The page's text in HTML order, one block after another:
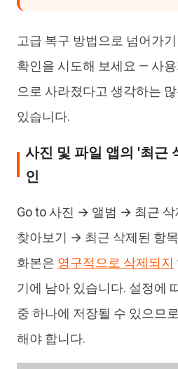
고급 복구 방법으로 넘어가
확인을 시도해 보세요 — 사
으로 사라졌다고 생각하는
있습니다.
사진 및 파일 앱의 '최근
인
Go to 사진 → 앨범 → 최근 삭
찾아보기 → 최근 삭제된 항목
화본은 영구적으로 삭제되지
기에 남아 있습니다. 설정에
중 하나에 저장될 수 있으므
해야 합니다.